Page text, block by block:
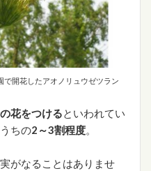
で開花したアオノリュウゼツラン
花をつけるといわれてい
ちの2～3割程度。
がなることはありませ